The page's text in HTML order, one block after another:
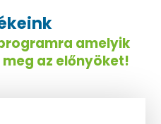
amelyik
az előnyöket!